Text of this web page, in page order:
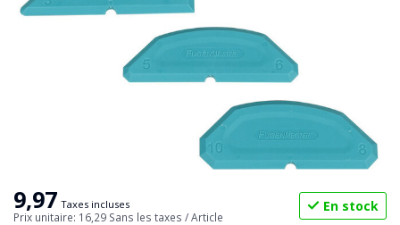
9,97 Taxes incluses
Prix unitaire: 16,29 Sans les taxes / Article
En stock